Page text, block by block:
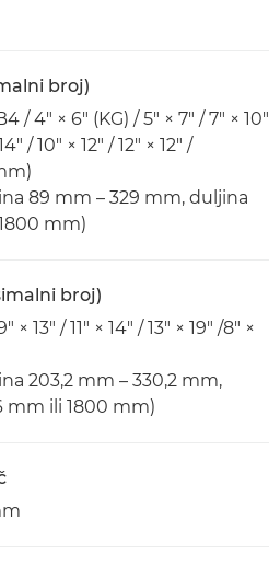
broj)
/ 4" × 6" (KG) / 5" × 7" / 7" × 10"
/ 10" × 12" / 12" × 12" /
89 mm – 329 mm, duljina
mm)
broj)
13" / 11" × 14" / 13" × 19" /8" ×
203,2 mm – 330,2 mm,
mm ili 1800 mm)